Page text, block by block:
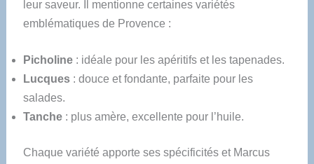
leur saveur. Il mentionne certaines variétés
emblématiques de Provence :
Picholine: idéale pour les apéritifs et les tapenades.
Lucques: douce et fondante, parfaite pour les
salades.
Tanche: plus amère, excellente pour l’huile.
Chaque variété apporte ses spécificités et Marcus